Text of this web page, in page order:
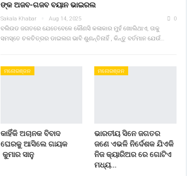
ଙ୍କ ଅଜବ-ଗଜବ ବୟାନ ଭାଇରଲ
Sakala Khabar Aug 14, 2025 0
ବଲିଉଡ ଜଗତରେ ଯେତେବେଳେ କୌଣସି କଳାକାର ମୁହଁ ଖୋଲିଥାଏ, ତାକୁ
ସମସ୍ତେ ଚଳଚିତ୍ରର ଡାଇଲଗ ଭାବି ଶୁଣନ୍ତିନାହିଁ , କିନ୍ତୁ ବର୍ତମାନ ଯେଉଁ…
ମନୋରଞ୍ଜନ
କାହିଁକି ଅଚାନକ ବିବାଦ
ଘେରକୁ ଆସିଲେ ଗାୟକ
କୁମାର ସାନୁ
ମନୋରଞ୍ଜନ
ଭାରତୀୟ ସିନେ ଜଗତର
ଜଣେ ଏଭଳି ନିର୍ଦେଶକ ଯିଏକି
ନିଜ କ୍ୟାରିଅର ରେ ଗୋଟିଏ
ମଧ୍ୟ…